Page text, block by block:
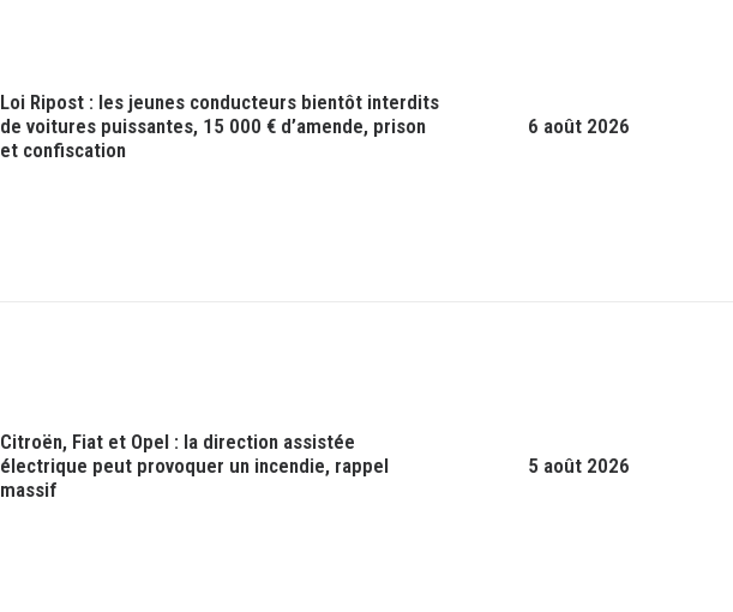
Loi Ripost : les jeunes conducteurs bientôt interdits
de voitures puissantes, 15 000 € d’amende, prison
et confiscation
6 août 2026
Citroën, Fiat et Opel : la direction assistée
électrique peut provoquer un incendie, rappel
massif
5 août 2026